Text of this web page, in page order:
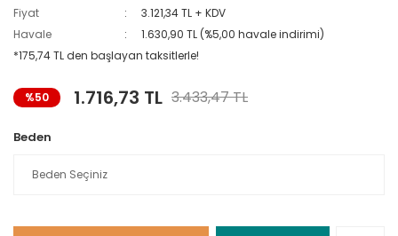
Fiyat
3.121,34 TL + KDV
Havale
1.630,90 TL (%5,00 havale indirimi)
*175,74 TL den başlayan taksitlerle!
%50 1.716,73 TL 3.433,47 TL
Beden